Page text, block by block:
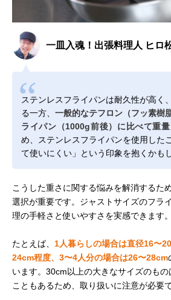
一皿入魂！出張料理人 ヒロ
ステンレスフライパンは耐久性が高く
る一方、 一般的なテフロン（フッ素樹
ライパン（1000g前後）に比べて重量
め、ステンレスフライパンを使用した
て使いにくい」という印象を抱くかも
こうした重さに関する悩みを解消するた
選択が重要です。ジャストサイズのフラ
理の手軽さと使いやすさを実感できます。
たとえば、 1人暮らしの場合は直径16〜
24cm程度、3〜4人分の場合は26〜28cm
います。30cm以上の大きなサイズのも
こともあるため、取り扱いに注意が必要で